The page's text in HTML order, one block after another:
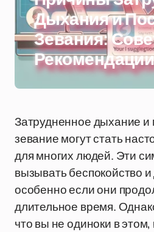
Дыхания и
Зевания:
Рекомендации
Затрудненное дыхание и
зевание могут стать
для многих людей. Эти
вызывать беспокойство
особенно если они
длительное время.
что вы не одиноки в